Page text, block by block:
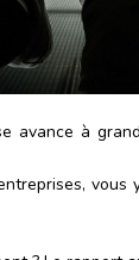
avance à